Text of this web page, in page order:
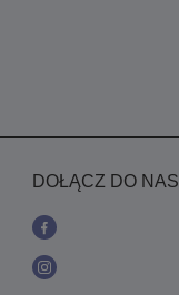
DOŁĄCZ DO NAS